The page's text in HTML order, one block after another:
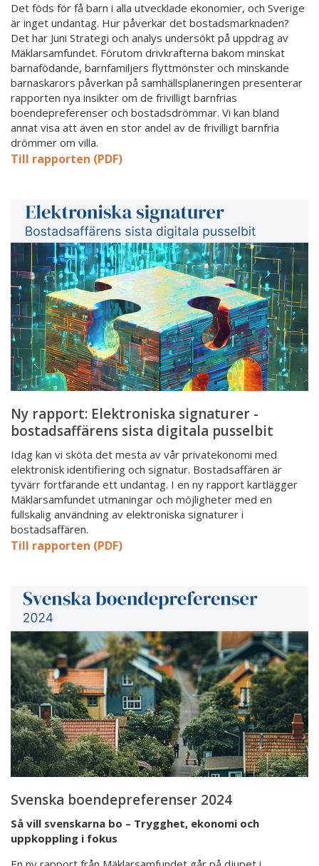
Det föds för få barn i alla utvecklade ekonomier, och Sverige
är inget undantag. Hur påverkar det bostadsmarknaden?
Det har Juni Strategi och analys undersökt på uppdrag av
Mäklarsamfundet. Förutom drivkrafterna bakom minskat
barnafödande, barnfamiljers flyttmönster och minskande
barnaskarors påverkan på samhällsplaneringen presenterar
rapporten nya insikter om de frivilligt barnfrias
boendepreferenser och bostadsdrömmar. Vi kan bland
annat visa att även en stor andel av de frivilligt barnfria
drömmer om villa.
Till rapporten (PDF)
rapport:
Elektroniska
signaturer
bostadsaffärens
sista
digitala
pusselbit
Ny rapport: Elektroniska signaturer -
bostadsaffärens sista digitala pusselbit
Idag kan vi sköta det mesta av vår privatekonomi med
elektronisk identifiering och signatur. Bostadsaffären är
tyvärr fortfarande ett undantag. I en ny rapport kartlägger
Mäklarsamfundet utmaningar och möjligheter med en
fullskalig användning av elektroniska signaturer i
bostadsaffären.
Till rapporten (PDF)
boendepreferenser
2024
Svenska boendepreferenser 2024
Så vill svenskarna bo – Trygghet, ekonomi och
uppkoppling i fokus